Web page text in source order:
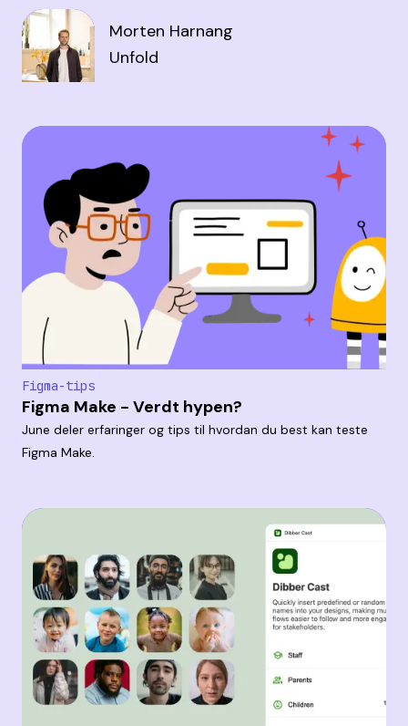
Morten Harnang
Unfold
Figma-tips
Figma Make - Verdt hypen?
June deler erfaringer og tips til hvordan du best kan teste
Figma Make.